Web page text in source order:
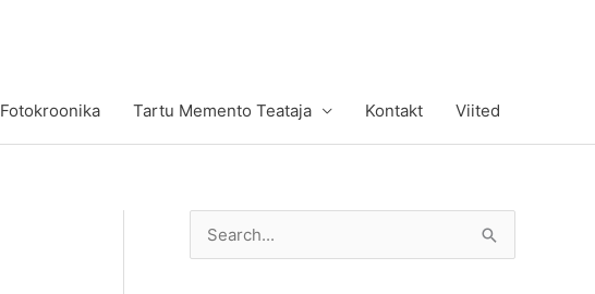
Fotokroonika Tartu Memento Teataja Kontakt Viited
e